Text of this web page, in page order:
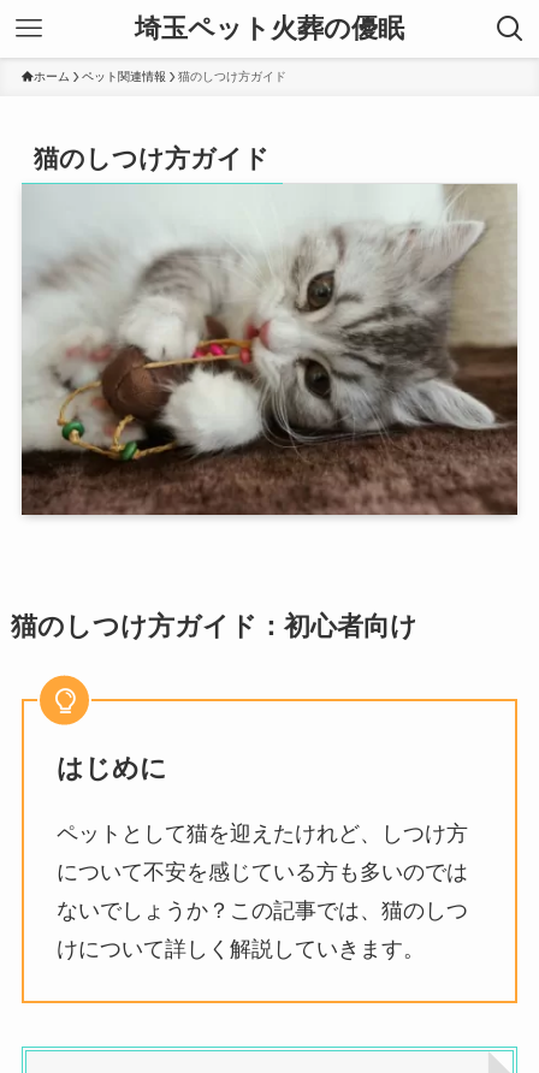
埼玉ペット火葬の優眠
ホーム ペット関連情報 猫のしつけ方ガイド
猫のしつけ方ガイド
猫のしつけ方ガイド：初心者向け
はじめに
ペットとして猫を迎えたけれど、しつけ方
について不安を感じている方も多いのでは
ないでしょうか？この記事では、猫のしつ
けについて詳しく解説していきます。